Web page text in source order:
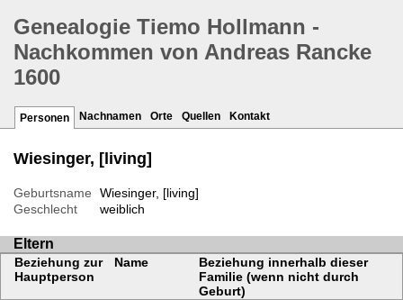
Genealogie Tiemo Hollmann -
Nachkommen von Andreas Rancke
1600
Personen Nachnamen Orte Quellen Kontakt
Wiesinger, [living]
Geburtsname
Wiesinger, [living]
Geschlecht
weiblich
Eltern
Beziehung zur
Hauptperson
Name
Beziehung innerhalb dieser
Familie (wenn nicht durch
Geburt)